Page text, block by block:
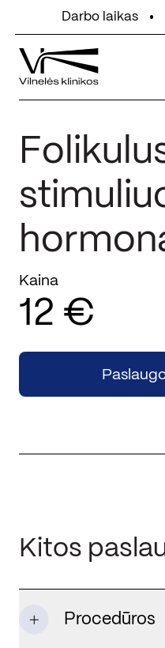
Eiti prie turinioDarbo laikas
+370 647 55 000
Kaina
12 €
Kitos
Procedūros